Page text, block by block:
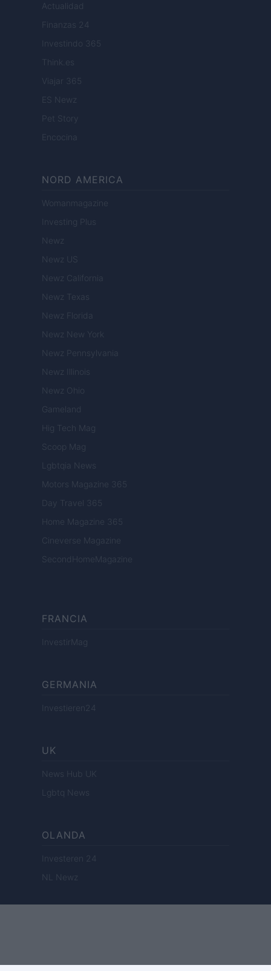
Actualidad
Finanzas 24
Investindo 365
Think.es
Viajar 365
ES Newz
Pet Story
Encocina
NORD AMERICA
Womanmagazine
Investing Plus
Newz
Newz US
Newz California
Newz Texas
Newz Florida
Newz New York
Newz Pennsylvania
Newz Illinois
Newz Ohio
Gameland
Hig Tech Mag
Scoop Mag
Lgbtqia News
Motors Magazine 365
Day Travel 365
Home Magazine 365
Cineverse Magazine
SecondHomeMagazine
FRANCIA
InvestirMag
GERMANIA
Investieren24
UK
News Hub UK
Lgbtq News
OLANDA
Investeren 24
NL Newz